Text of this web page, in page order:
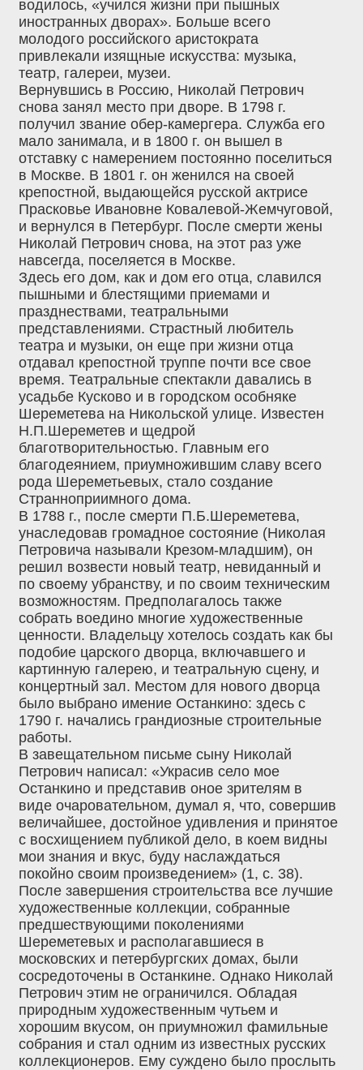
водилось, «учился жизни при пышных
иностранных дворах». Больше всего
молодого российского аристократа
привлекали изящные искусства: музыка,
театр, галереи, музеи.
Вернувшись в Россию, Николай Петрович
снова занял место при дворе. В 1798 г.
получил звание обер-камергера. Служба его
мало занимала, и в 1800 г. он вышел в
отставку с намерением постоянно поселиться
в Москве. В 1801 г. он женился на своей
крепостной, выдающейся русской актрисе
Прасковье Ивановне Ковалевой-Жемчуговой,
и вернулся в Петербург. После смерти жены
Николай Петрович снова, на этот раз уже
навсегда, поселяется в Москве.
Здесь его дом, как и дом его отца, славился
пышными и блестящими приемами и
празднествами, театральными
представлениями. Страстный любитель
театра и музыки, он еще при жизни отца
отдавал крепостной труппе почти все свое
время. Театральные спектакли давались в
усадьбе Кусково и в городском особняке
Шереметева на Никольской улице. Известен
Н.П.Шереметев и щедрой
благотворительностью. Главным его
благодеянием, приумножившим славу всего
рода Шереметьевых, стало создание
Странноприимного дома.
В 1788 г., после смерти П.Б.Шереметева,
унаследовав громадное состояние (Николая
Петровича называли Крезом-младшим), он
решил возвести новый театр, невиданный и
по своему убранству, и по своим техническим
возможностям. Предполагалось также
собрать воедино многие художественные
ценности. Владельцу хотелось создать как бы
подобие царского дворца, включавшего и
картинную галерею, и театральную сцену, и
концертный зал. Местом для нового дворца
было выбрано имение Останкино: здесь с
1790 г. начались грандиозные строительные
работы.
В завещательном письме сыну Николай
Петрович написал: «Украсив село мое
Останкино и представив оное зрителям в
виде очаровательном, думал я, что, совершив
величайшее, достойное удивления и принятое
с восхищением публикой дело, в коем видны
мои знания и вкус, буду наслаждаться
покойно своим произведением» (1, с. 38).
После завершения строительства все лучшие
художественные коллекции, собранные
предшествующими поколениями
Шереметевых и располагавшиеся в
московских и петербургских домах, были
сосредоточены в Останкине. Однако Николай
Петрович этим не ограничился. Обладая
природным художественным чутьем и
хорошим вкусом, он приумножил фамильные
собрания и стал одним из известных русских
коллекционеров. Ему суждено было прослыть